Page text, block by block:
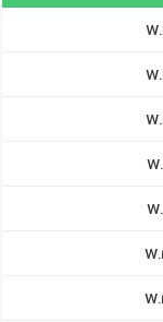
พ
พ
พ
พ
พ
พ
พ